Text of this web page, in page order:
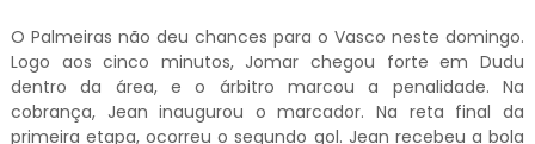
O Palmeiras não deu chances para o Vasco neste domingo.
Logo aos cinco minutos, Jomar chegou forte em Dudu
dentro da área, e o árbitro marcou a penalidade. Na
cobrança, Jean inaugurou o marcador. Na reta final da
primeira etapa, ocorreu o segundo gol. Jean recebeu a bola